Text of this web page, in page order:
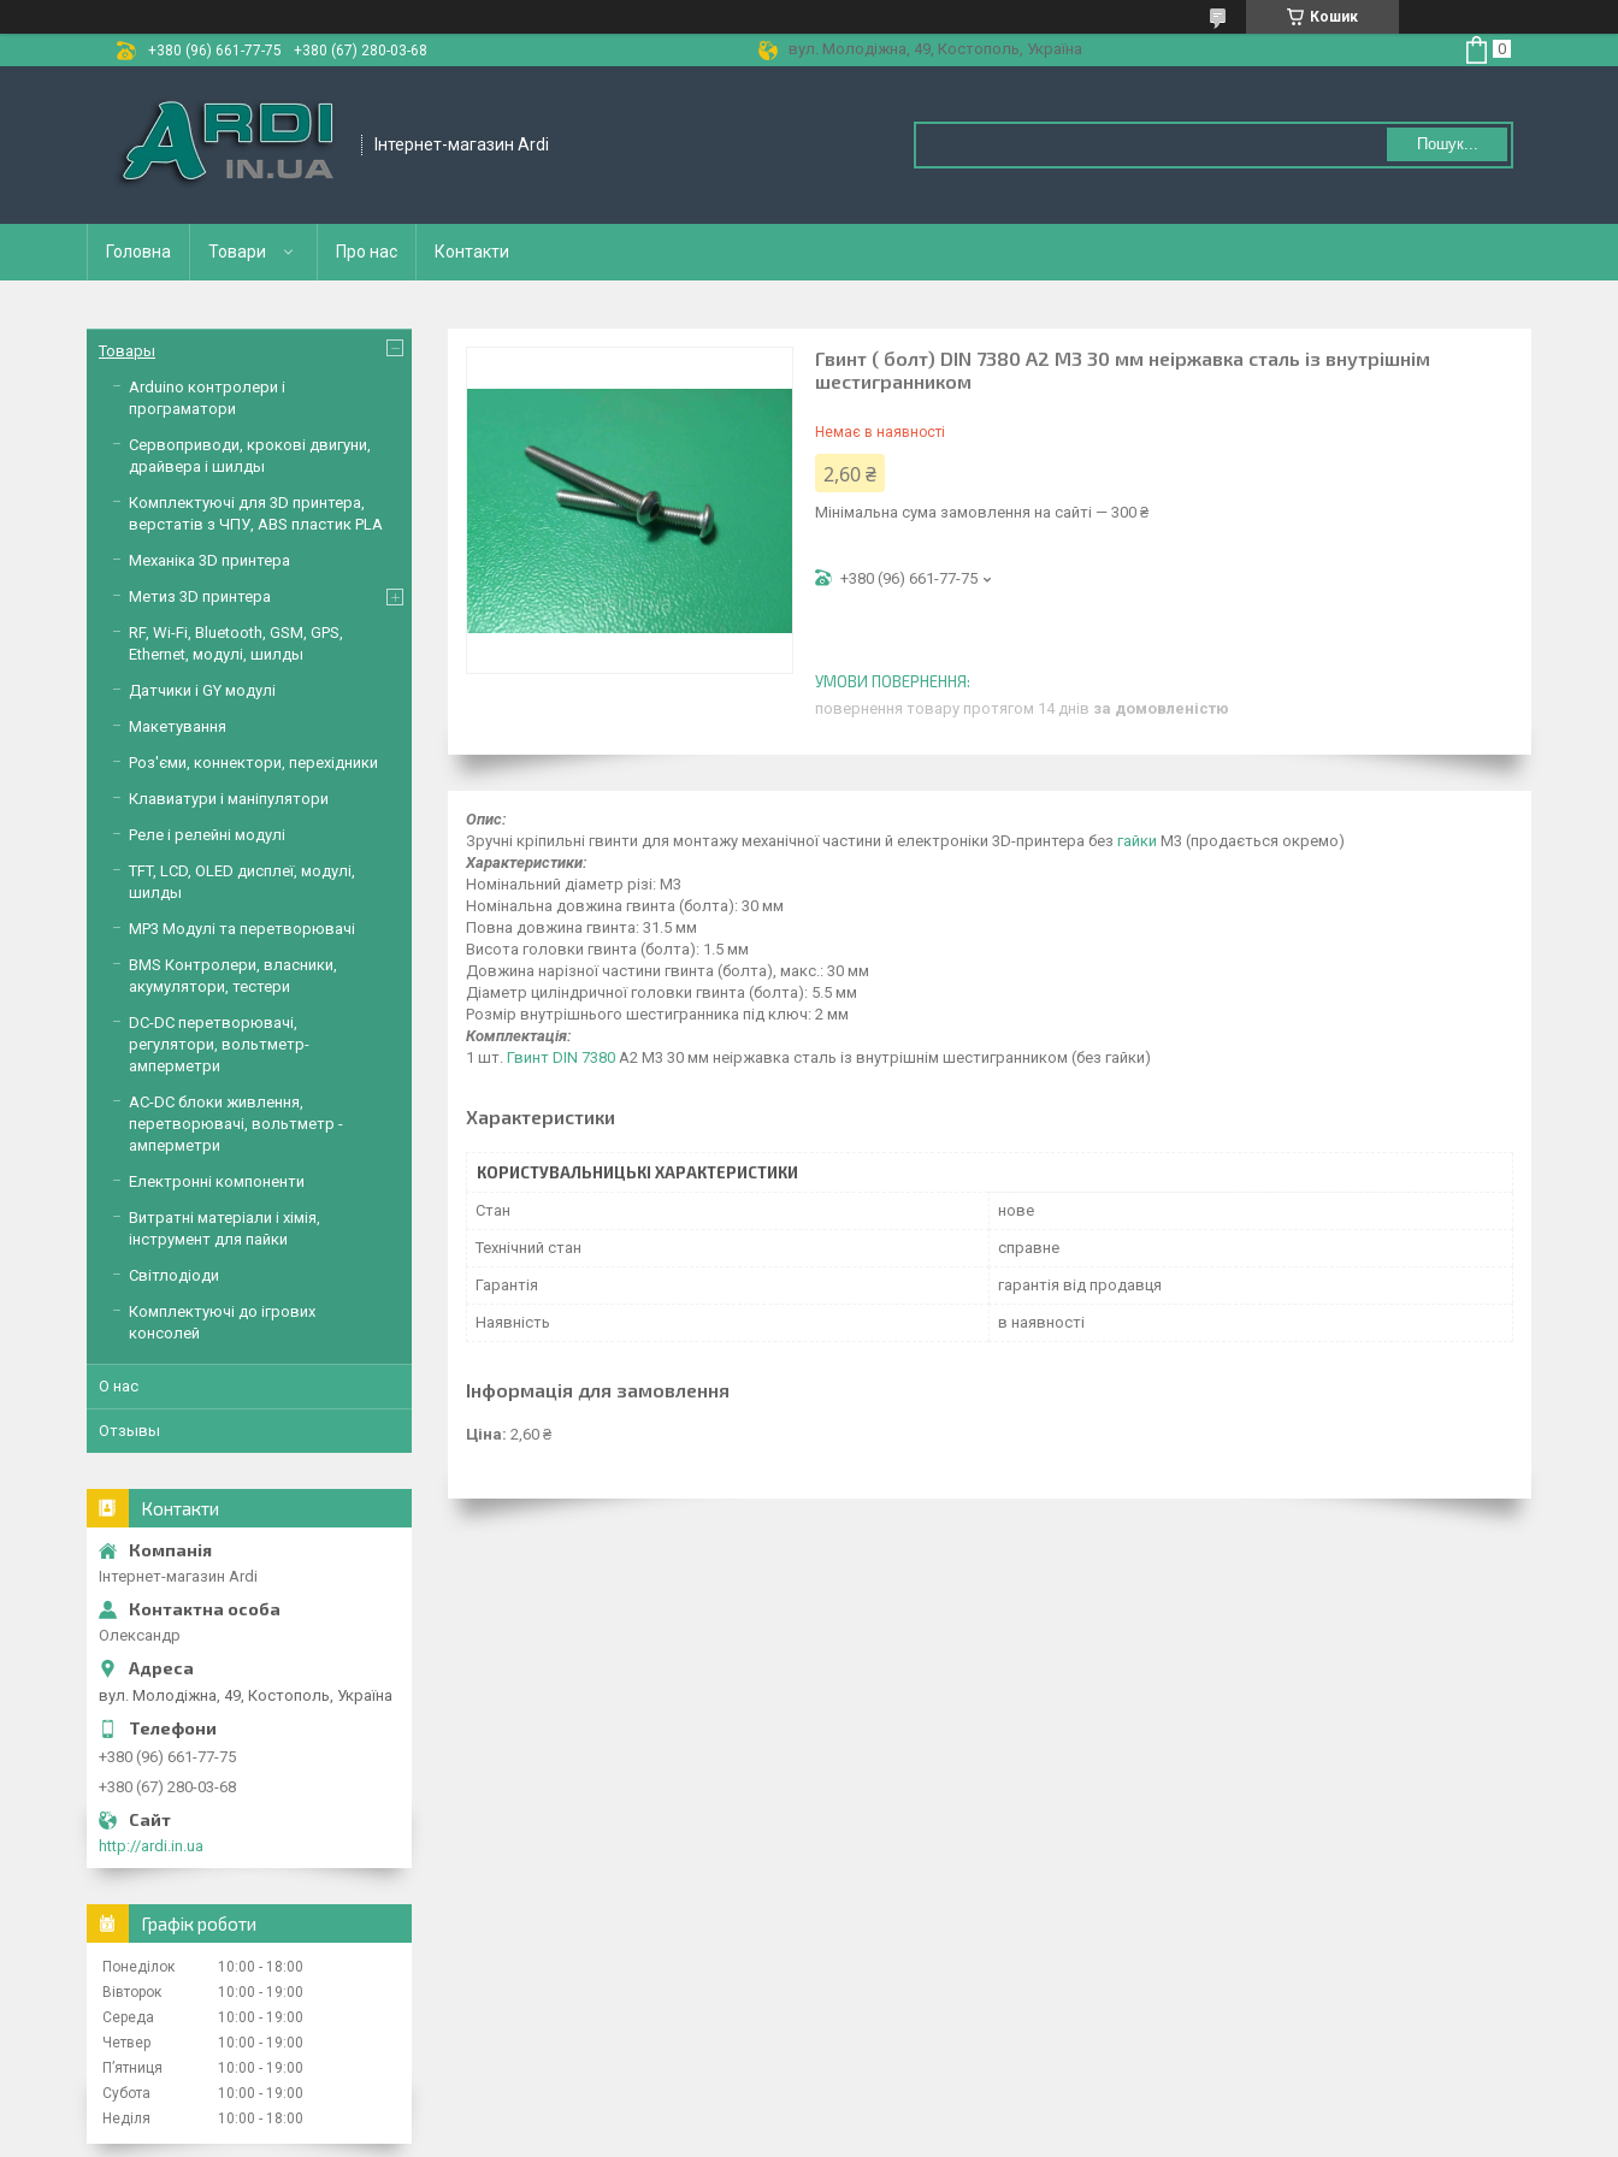
Кошик
+380 (96) 661-77-75
+380 (67) 280-03-68 вул. Молодіжна, 49, Костополь, Україна
Інтернет-магазин Ardi Пошук...
Головна Товари Про нас Контакти
Гвинт ( болт) DIN 7380 A2 M3 30 мм неіржавка сталь із внутрішнім
шестигранником
Немає в наявності
2,60 ₴
Мінімальна сума замовлення на сайті — 300 ₴
+380 (96) 661-77-75
повернення товару протягом 14 днів за домовленістю
Опис:
Зручні кріпильні гвинти для монтажу механічної частини й електроніки 3D-принтера без гайки M3 (продається окремо)
Характеристики:
Номінальний діаметр різі: M3
Номінальна довжина гвинта (болта): 30 мм
Повна довжина гвинта: 31.5 мм
Висота головки гвинта (болта): 1.5 мм
Довжина нарізної частини гвинта (болта), макс.: 30 мм
Діаметр циліндричної головки гвинта (болта): 5.5 мм
Розмір внутрішнього шестигранника під ключ: 2 мм
Комплектація:
1 шт. Гвинт DIN 7380 A2 M3 30 мм неіржавка сталь із внутрішнім шестигранником (без гайки)
Характеристики
КОРИСТУВАЛЬНИЦЬКІ ХАРАКТЕРИСТИКИ
Стан нове
Технічний стан справне
Гарантія гарантія від продавця
Наявність в наявності
Інформація для замовлення
Ціна: 2,60 ₴
Товары
Arduino контролери і
програматори
Сервоприводи, крокові двигуни,
драйвера і шилды
Комплектуючі для 3D принтера,
верстатів з ЧПУ, ABS пластик PLA
Механіка 3D принтера
Метиз 3D принтера
RF, Wi-Fi, Bluetooth, GSM, GPS,
Ethernet, модулі, шилды
Датчики і GY модулі
Макетування
Роз'єми, коннектори, перехідники
Клавиатури і маніпулятори
Реле і релейні модулі
TFT, LCD, OLED дисплеї, модулі,
шилды
MP3 Модулі та перетворювачі
BMS Контролери, власники,
акумулятори, тестери
DC-DC перетворювачі,
регулятори, вольтметр-
амперметри
AC-DC блоки живлення,
перетворювачі, вольтметр -
амперметри
Електронні компоненти
Витратні матеріали і хімія,
інструмент для пайки
Світлодіоди
Комплектуючі до ігрових
консолей
О нас
Отзывы
Контакти
Інтернет-магазин Ardi
Олександр
вул. Молодіжна, 49, Костополь, Україна
+380 (96) 661-77-75
+380 (67) 280-03-68
http://ardi.in.ua
Графік роботи
Понеділок 10:00
18:00
Вівторок
10:00
19:00
Середа
10:00
19:00
Четвер
10:00
19:00
Пʼятниця
10:00
19:00
Субота
10:00
19:00
Неділя
10:00 18:00